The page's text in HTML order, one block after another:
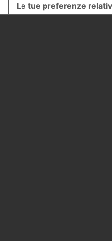
Le tue preferenze